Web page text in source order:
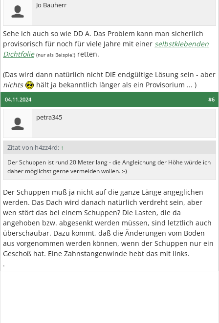
Jo Bauherr
Sehe ich auch so wie DD A. Das Problem kann man sicherlich
provisorisch für noch für viele Jahre mit einer selbstklebenden
Dichtfolie (nur als Beispie!) retten.
(Das wird dann natürlich nicht DIE endgültige Lösung sein - aber
nichts
hält ja bekanntlich länger als ein Provisorium ... )
#6
04.11.2024
petra345
Zitat von h4zz4rd: ↑
Der Schuppen ist rund 20 Meter lang - die Angleichung der Höhe würde ich
daher möglichst gerne vermeiden wollen. :-)
Der Schuppen muß ja nicht auf die ganze Länge angeglichen
werden. Das Dach wird danach natürlich verdreht sein, aber
wen stört das bei einem Schuppen? Die Lasten, die da
angehoben bzw. abgesenkt werden müssen, sind letztlich auch
überschaubar. Dazu kommt, daß die Änderungen vom Boden
aus vorgenommen werden können, wenn der Schuppen nur ein
Geschoß hat. Eine Zahnstangenwinde hebt das mit links.
.